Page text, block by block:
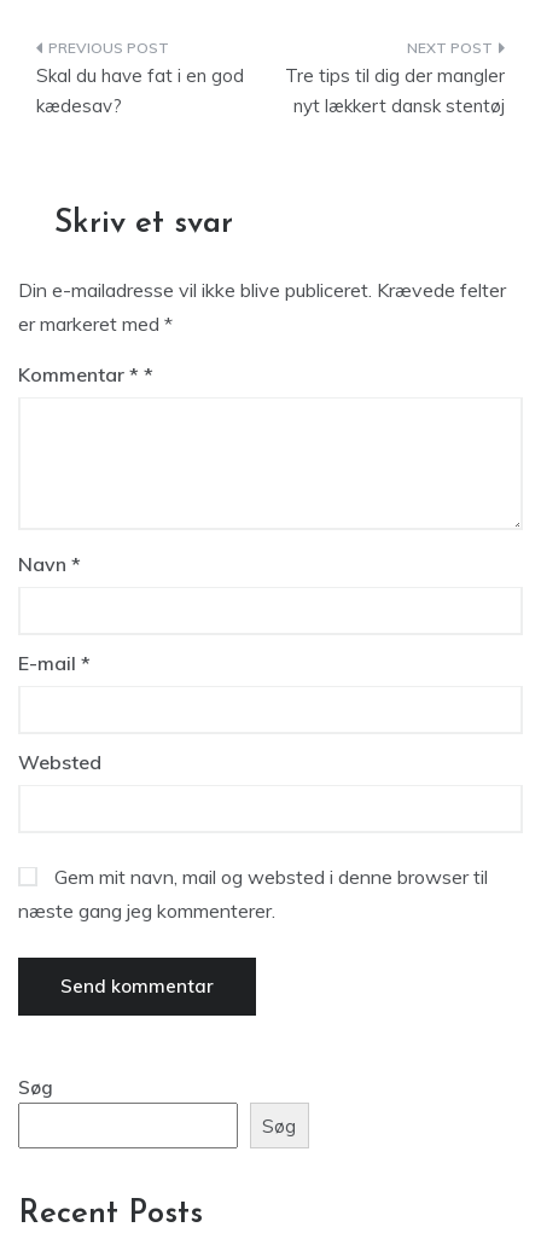
Indlægsnavigation
Skal du have fat i en god
kædesav?
Tre tips til dig der mangler
nyt lækkert dansk stentøj
Skriv et svar
Din e-mailadresse vil ikke blive publiceret. Krævede felter
er markeret med *
Kommentar *
Navn *
E-mail *
Websted
Gem mit navn, mail og websted i denne browser til
næste gang jeg kommenterer.
Søg
Søg
Recent Posts